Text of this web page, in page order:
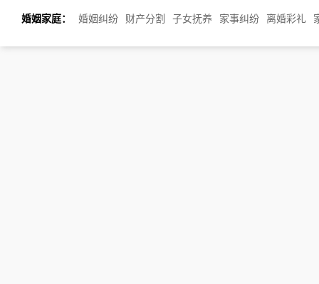
婚姻家庭： 婚姻纠纷 财产分割 子女抚养 家事纠纷 离婚彩礼